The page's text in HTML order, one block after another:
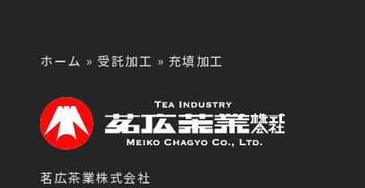
ホーム » 受託加工 » 充填加工
茗広茶業株式会社